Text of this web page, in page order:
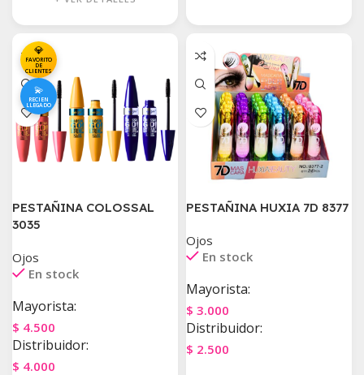
💎
FAVORITO
DE
CLIENTES
💫
RECIEN
LLEGADO
PESTAÑINA COLOSSAL
3035
Ojos
En stock
Mayorista:
$ 4.500
Distribuidor:
$ 4.000
PESTAÑINA HUXIA 7D 8377
Ojos
En stock
Mayorista:
$ 3.000
Distribuidor:
$ 2.500